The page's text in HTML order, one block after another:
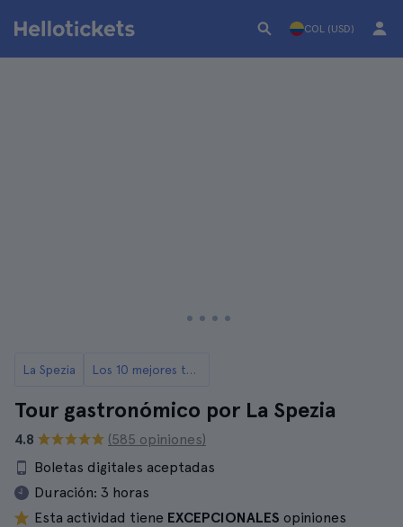
COL (USD)
La Spezia Los 10 mejores tours gastronomicos de La Spezia
Tour gastronómico por La Spezia
4.8
(585 opiniones)
Boletas digitales aceptadas
Duración: 3 horas
Esta actividad tiene EXCEPCIONALES opiniones